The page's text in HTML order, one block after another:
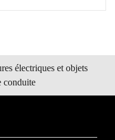
électriques et objets
conduite